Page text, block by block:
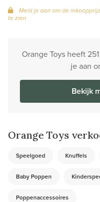
Meld je aan om de
te zien
Orange Toys heeft
je aan
Bekijk
Orange Toys
Speelgoed Knuffels
Baby Poppen
Poppenaccessoires